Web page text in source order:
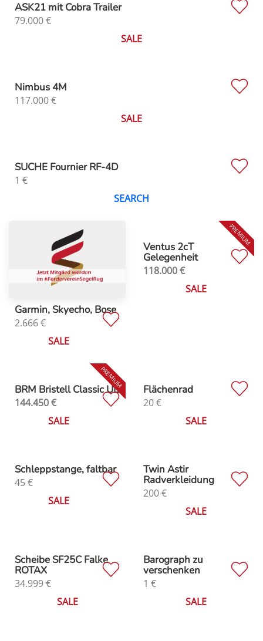
ASK21 mit Cobra Trailer
79.000€
SALE
Nimbus 4M
117.000€
SALE
SUCHE Fournier RF-4D
1 €
SEARCH
Garmin, Skyecho, Bose
2.666€
SALE
Ventus 2cT
Gelegenheit
118.000€
SALE
BRM Bristell Classic UL
144.450€
SALE
Flächenrad
20€
SALE
Schleppstange, faltbar
45€
SALE
Twin Astir
Radverkleidung
200€
SALE
Scheibe SF25C Falke
ROTAX
34.999€
SALE
Barograph zu
verschenken
1 €
SALE